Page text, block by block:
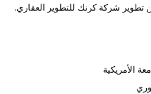
تطوير شركة كرنك للتطوير العقاري.
الأمريكية